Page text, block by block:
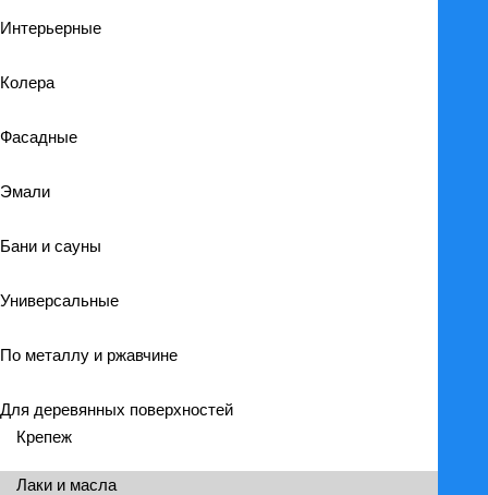
Интерьерные
Колера
Фасадные
Эмали
Бани и сауны
Универсальные
По металлу и ржавчине
Для деревянных поверхностей
Крепеж
Лаки и масла